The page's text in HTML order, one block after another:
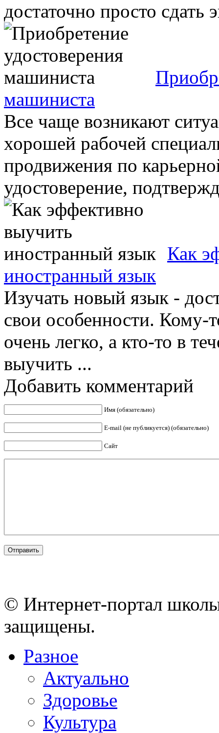
достаточно просто сдать
машиниста
Все чаще возникают
хорошей рабочей
продвижения по
удостоверение,
Как
иностранный язык
Изучать новый язык -
свои особенности. Кому-
очень легко, а кто-то в
выучить ...
Добавить комментарий
Имя (обязательно)
E-mail (не публикуется) (обязательно)
Сайт
© Интернет-портал
защищены.
Разное
Актуально
Здоровье
Культура